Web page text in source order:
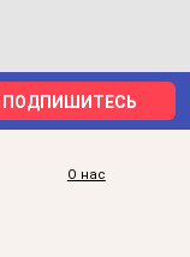
ПОДПИШИТЕСЬ
О нас